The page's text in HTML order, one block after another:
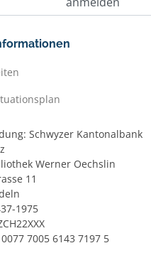
Schwyzer Kantonalbank
Werner Oechslin
11
1975
7005 6143 7197 5